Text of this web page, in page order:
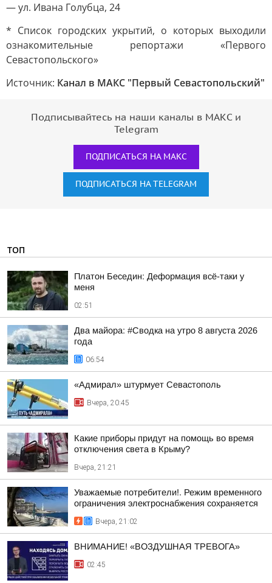
— ул. Ивана Голубца, 24
* Список городских укрытий, о которых выходили
ознакомительные репортажи «Первого
Севастопольского»
Источник: Канал в МАКС "Первый Севастопольский"
Подписывайтесь на наши каналы в МАКС и
Telegram
ПОДПИСАТЬСЯ НА МАКС
ПОДПИСАТЬСЯ НА TELEGRAM
ТОП
Платон Беседин: Деформация всё-таки у
меня
02:51
Два майора: #Сводка на утро 8 августа 2026
года
06:54
«Адмирал» штурмует Севастополь
Вчера, 20:45
Какие приборы придут на помощь во время
отключения света в Крыму?
Вчера, 21:21
Уважаемые потребители!. Режим временного
ограничения электроснабжения сохраняется
Вчера, 21:02
ВНИМАНИЕ! «ВОЗДУШНАЯ ТРЕВОГА»
02:45